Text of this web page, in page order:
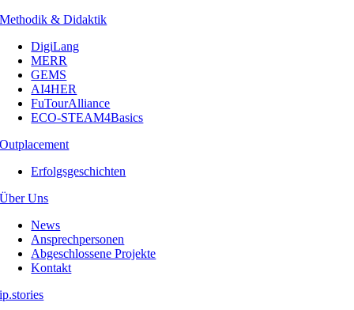
Methodik & Didaktik
DigiLang
MERR
GEMS
AI4HER
FuTourAlliance
ECO-STEAM4Basics
Outplacement
Erfolgsgeschichten
Über Uns
News
Ansprechpersonen
Abgeschlossene Projekte
Kontakt
ip.stories